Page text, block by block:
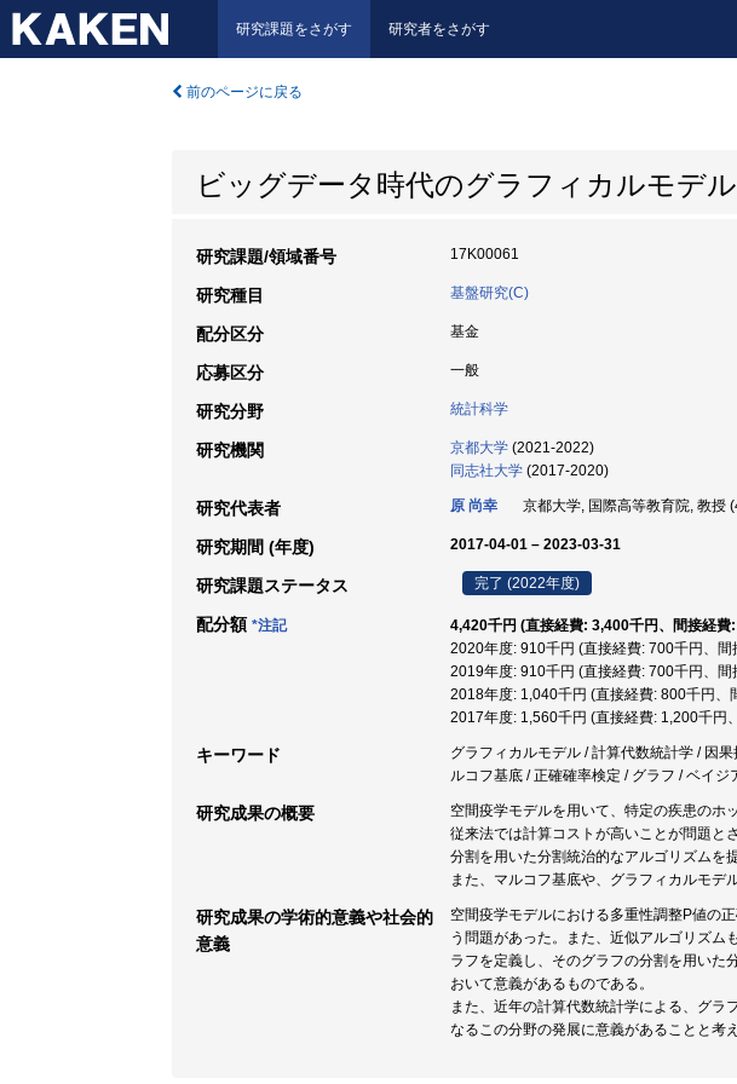
研究課題をさがす 研究者をさがす
前のページに戻る
ビッグデータ時代のグラフィカルモデ
研究課題/領域番号 17K00061
研究種目 基盤研究(C)
配分区分 基金
応募区分 一般
研究分野 統計科学
研究機関 京都大学 (2021-2022)
同志社大学 (2017-2020)
研究代表者 原 尚幸 京都大学, 国際高等教育院, 教授
研究期間 (年度) 2017-04-01 – 2023-03-31
研究課題ステータス 完了 (2022年度)
配分額 *注記
4,420千円 (直接経費: 3,400千円、間接経費
2020年度: 910千円 (直接経費: 700千円、間
2019年度: 910千円 (直接経費: 700千円、間
2018年度: 1,040千円 (直接経費: 800千円、
2017年度: 1,560千円 (直接経費: 1,200千円
キーワード
グラフィカルモデル / 計算代数統計学 / 因
ルコフ基底 / 正確確率検定 / グラフ / ベイ
研究成果の概要
空間疫学モデルを用いて、特定の疾患のホ
従来法では計算コストが高いことが問題と
分割を用いた分割統治的なアルゴリズムを
また、マルコフ基底や、グラフィカルモデ
研究成果の学術的意義や社会的
意義
空間疫学モデルにおける多重性調整P値の
う問題があった。また、近似アルゴリズム
ラフを定義し、そのグラフの分割を用いた
おいて意義があるものである。
また、近年の計算代数統計学による、グラ
なるこの分野の発展に意義があることと考え